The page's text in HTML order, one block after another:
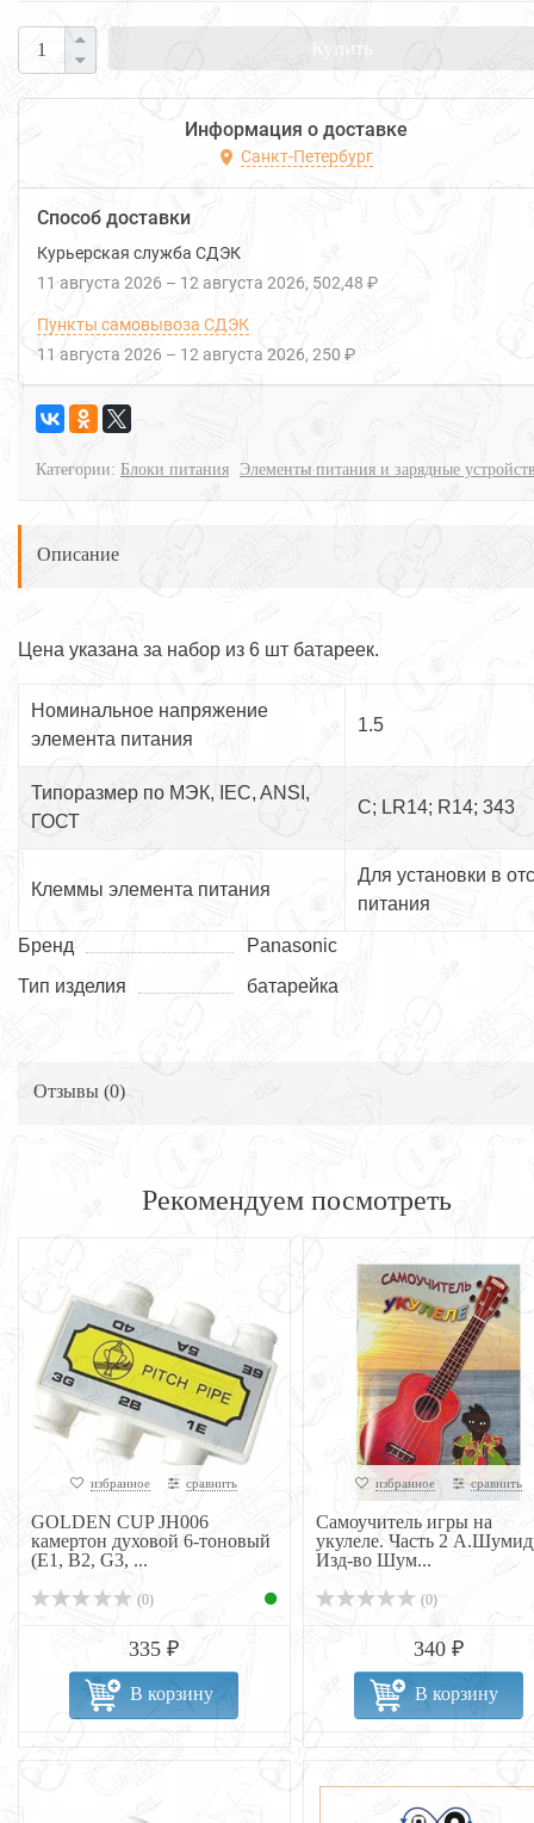
Купить
Информация о доставке
Санкт-Петербург
Способ доставки
Курьерская служба СДЭК
11 августа 2026 – 12 августа 2026 502,48 ₽
Пункты самовывоза СДЭК
11 августа 2026 – 12 августа 2026 250 ₽
Категории: Блоки питания Элементы питания и зарядные
Описание
Цена указана за набор из 6 шт батареек.
Номинальное напряжение
элемента питания
1.5
Типоразмер по МЭК, IEC, ANSI,
ГОСТ
C; LR14; R14; 343
Клеммы элемента питания
Для установки в
питания
Бренд
Panasonic
Тип изделия
батарейка
Отзывы (0)
Рекомендуем посмотреть
избранное сравнить
GOLDEN CUP JH006
камертон духовой 6-тоновый
(E1, B2, G3, ...
(0)
335 ₽
В корзину
избранное сравнить
Самоучитель игры на
укулеле. Часть 2
Изд-во Шум...
(0)
340 ₽
В корзину